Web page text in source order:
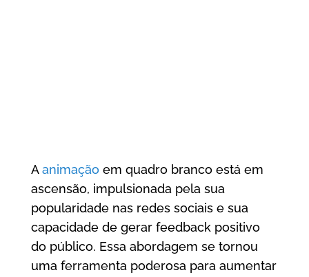
Aanimação em quadro branco está em
ascensão, impulsionada pela sua
popularidade nas redes sociais e sua
capacidade de gerar feedback positivo
do público. Essa abordagem se tornou
uma ferramenta poderosa para aumentar